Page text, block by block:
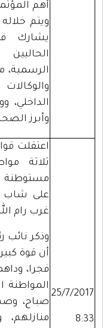
أهم
ويتم
يشارك
الرسمية،
الداخلي،
وأبرز
25/7/2017
8:33
اعتقلت
ثلاثة
مستوطنة
على شاب
غرب رام
وذكر
أن قوة
فجرا،
المواطنة
صباح،
منازلهم،